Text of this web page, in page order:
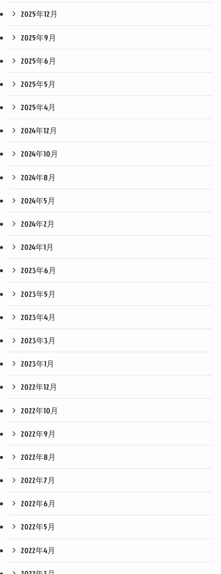
2025年12月
2025年9月
2025年6月
2025年5月
2025年4月
2024年12月
2024年10月
2024年8月
2024年5月
2024年2月
2024年1月
2023年6月
2023年5月
2023年4月
2023年3月
2023年1月
2022年12月
2022年10月
2022年9月
2022年8月
2022年7月
2022年6月
2022年5月
2022年4月